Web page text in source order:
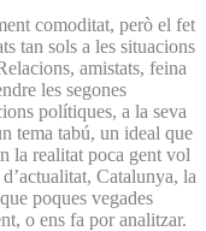
comoditat, però el fet
tan sols a les situacions
amistats, feina
les segones
polítiques, a la seva
tema tabú, un ideal que
la realitat poca gent vol
Catalunya, la
poques vegades
o ens fa por analitzar.